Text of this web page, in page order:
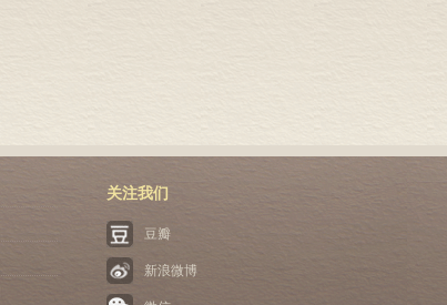
关注我们
豆瓣
新浪微博